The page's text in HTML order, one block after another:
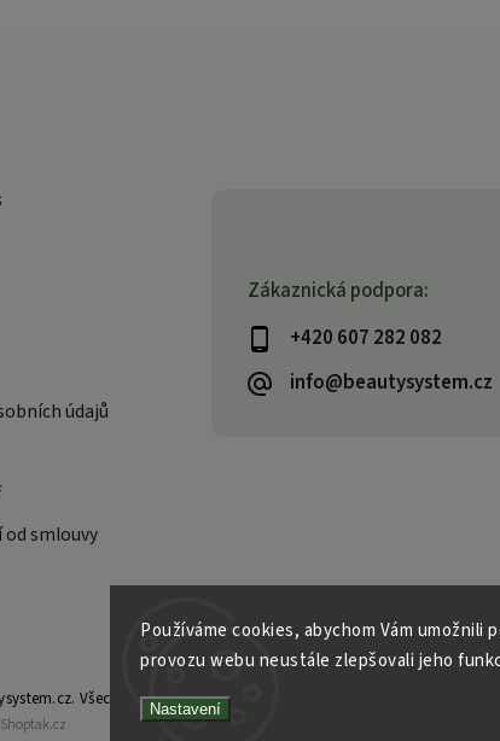
Používáme cookies, abychom Vám umožnili
provozu webu neustále zlepšovali jeho
Nastavení
Zákaznická podpora:
+420 607 282 082
info@beautysystem.cz
údajů
smlouvy
. Všechna práva vyhrazena.
Shoptak.cz